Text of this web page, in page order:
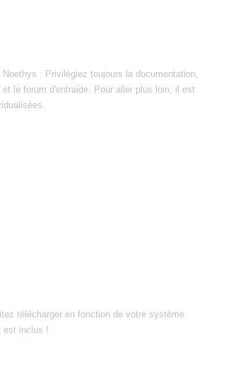
: Privilégiez toujours la documentation,
le forum d'entraide. Pour aller plus loin, il est
télécharger en fonction de votre système
est inclus !